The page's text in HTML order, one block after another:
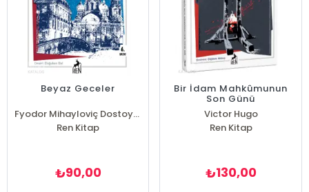
Beyaz Geceler
Fyodor Mihayloviç Dostoyevski
Ren Kitap
₺90,00
Bir İdam Mahkûmunun
Son Günü
Victor Hugo
Ren Kitap
₺130,00